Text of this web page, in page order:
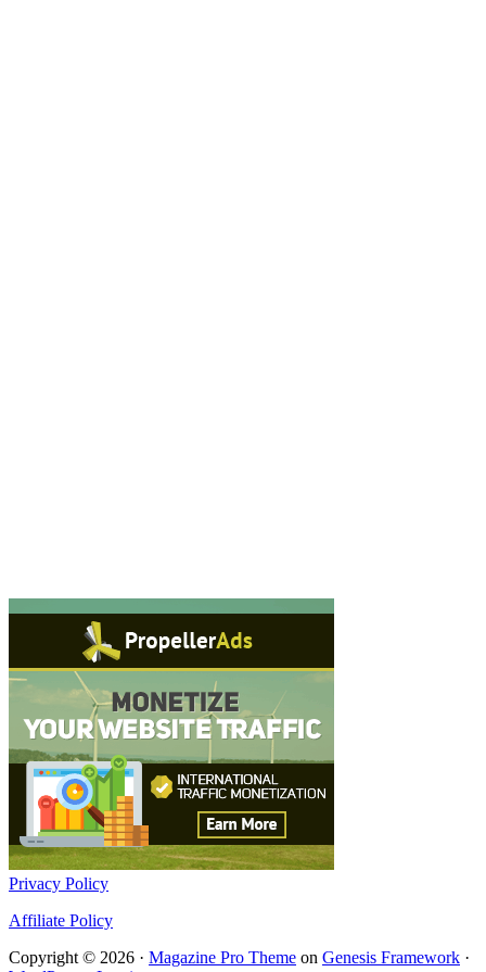
Privacy Policy
Affiliate Policy
Copyright © 2026 · Magazine Pro Theme on Genesis Framework ·